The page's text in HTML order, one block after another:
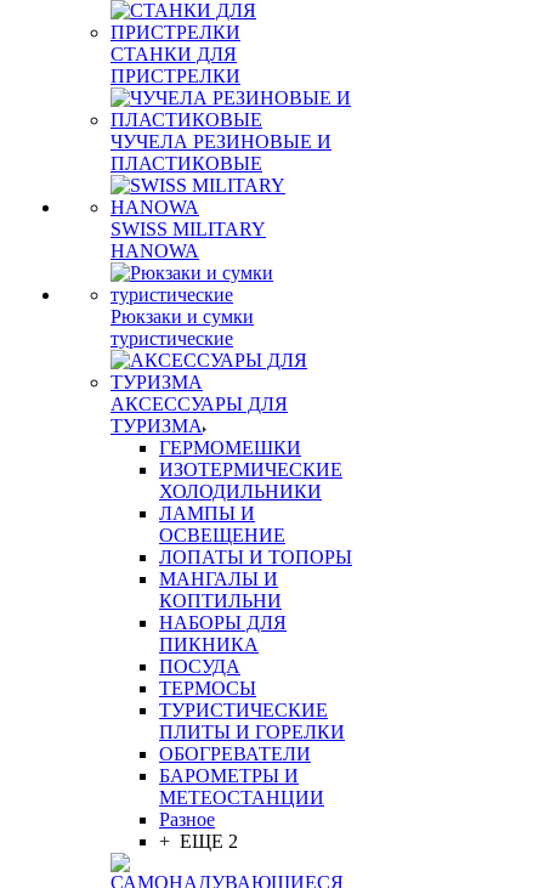
СТАНКИ ДЛЯ
ПРИСТРЕЛКИ
ЧУЧЕЛА РЕЗИНОВЫЕ И
ПЛАСТИКОВЫЕ
SWISS MILITARY
HANOWA
Рюкзаки и сумки
туристические
АКСЕССУАРЫ ДЛЯ
ТУРИЗМА
ГЕРМОМЕШКИ
ИЗОТЕРМИЧЕСКИЕ
ХОЛОДИЛЬНИКИ
ЛАМПЫ И
ОСВЕЩЕНИЕ
ЛОПАТЫ И ТОПОРЫ
МАНГАЛЫ И
КОПТИЛЬНИ
НАБОРЫ ДЛЯ
ПИКНИКА
ПОСУДА
ТЕРМОСЫ
ТУРИСТИЧЕСКИЕ
ПЛИТЫ И ГОРЕЛКИ
ОБОГРЕВАТЕЛИ
БАРОМЕТРЫ И
МЕТЕОСТАНЦИИ
Разное
+ ЕЩЕ 2